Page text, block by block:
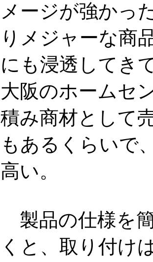
メージが強かっ
りメジャーな商
にも浸透してき
大阪のホームセ
積み商材として
もあるくらいで
高い。
製品の仕様を
くと、取り付け